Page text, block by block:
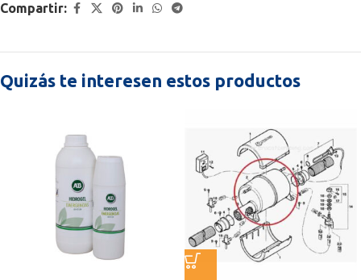
Compartir:
Quizás te interesen estos productos